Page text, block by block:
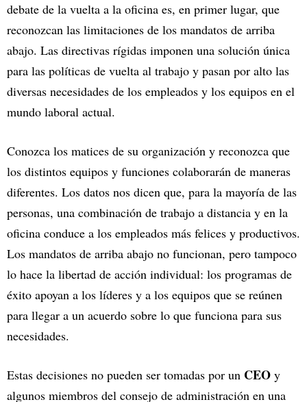
debate de la vuelta a la oficina es, en primer lugar, que
reconozcan las limitaciones de los mandatos de arriba
abajo. Las directivas rígidas imponen una solución única
para las políticas de vuelta al trabajo y pasan por alto las
diversas necesidades de los empleados y los equipos en el
mundo laboral actual.
Conozca los matices de su organización y reconozca que
los distintos equipos y funciones colaborarán de maneras
diferentes. Los datos nos dicen que, para la mayoría de las
personas, una combinación de trabajo a distancia y en la
oficina conduce a los empleados más felices y productivos.
Los mandatos de arriba abajo no funcionan, pero tampoco
lo hace la libertad de acción individual: los programas de
éxito apoyan a los líderes y a los equipos que se reúnen
para llegar a un acuerdo sobre lo que funciona para sus
necesidades.
Estas decisiones no pueden ser tomadas por un CEO y
algunos miembros del consejo de administración en una